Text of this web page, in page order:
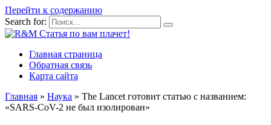
Перейти к содержанию
Search for:
Главная страница
Обратная связь
Карта сайта
Главная » Наука » The Lancet готовит статью с названием:
«SARS-CoV-2 не был изолирован»